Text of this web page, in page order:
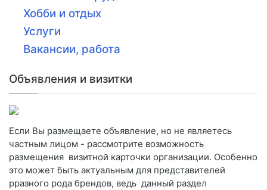
Хобби и отдых
Услуги
Вакансии, работа
Объявления и визитки
Если Вы размещаете объявление, но не являетесь
частным лицом - рассмотрите возможность
размещения визитной карточки организации. Особенно
это может быть актуальным для представителей
рразного рода брендов, ведь данный раздел